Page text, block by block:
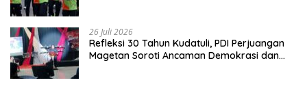
26 Juli 2026
Refleksi 30 Tahun Kudatuli, PDI Perjuangan
Magetan Soroti Ancaman Demokrasi dan